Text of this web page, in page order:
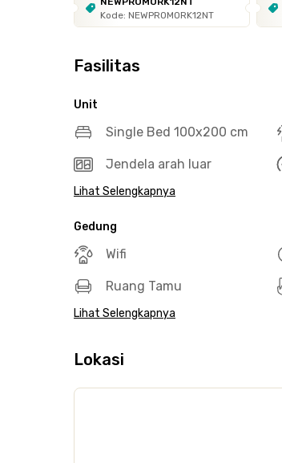
Kode: NEWPROMORK12NT
Fasilitas
Unit
Single Bed 100x200 cm
Jendela arah luar
Lihat Selengkapnya
Gedung
Wifi
Ruang Tamu
Lihat Selengkapnya
Lokasi